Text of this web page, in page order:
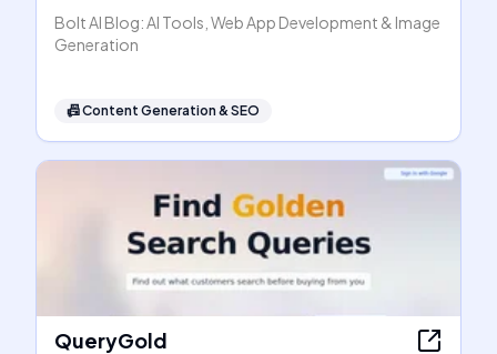
Bolt AI Blog: AI Tools, Web App Development & Image
Generation
📠Content Generation & SEO
QueryGold